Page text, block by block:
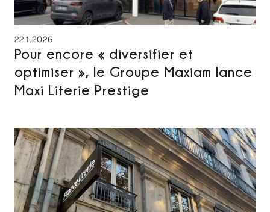
22.1.2026
Pour encore « diversifier et
optimiser », le Groupe Maxiam lance
Maxi Literie Prestige